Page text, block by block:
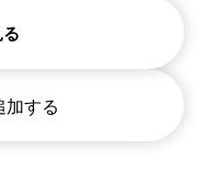
加する